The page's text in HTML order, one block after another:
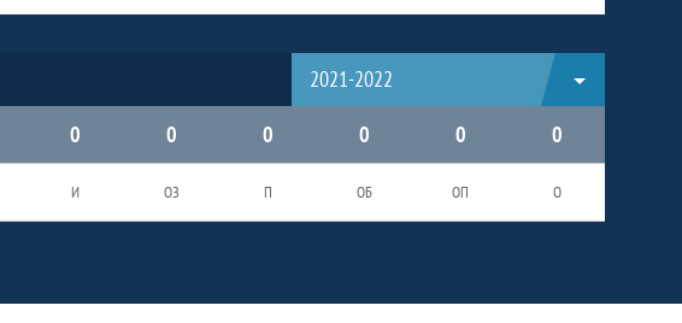
2021-2022
0
0 0 0 0 0
И ОЗ П ОБ ОП О